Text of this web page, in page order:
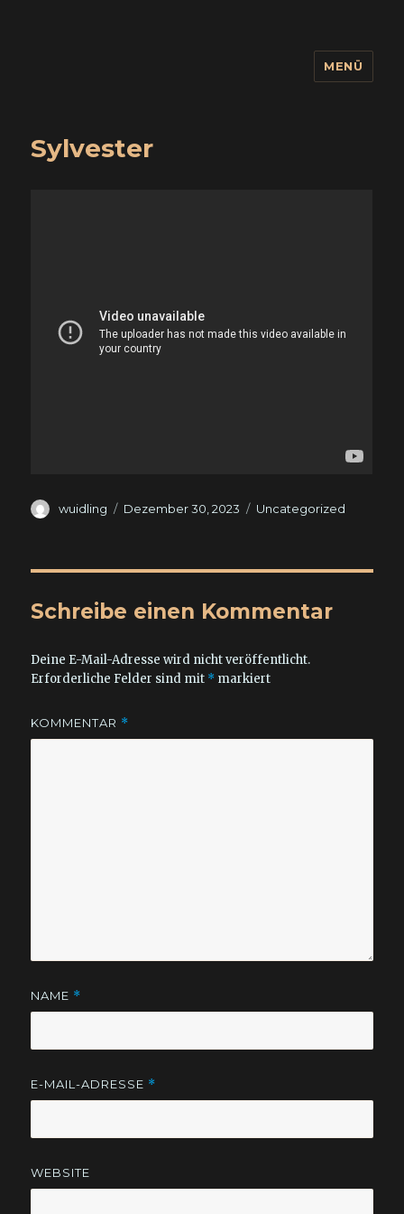
MENÜ
Sylvester
Autor
wuidling
Veröffentlicht
Dezember 30, 2023 Kategorien
Uncategorized
Schreibe einen Kommentar
Deine E-Mail-Adresse wird nicht veröffentlicht.
Erforderliche Felder sind mit * markiert
KOMMENTAR *
NAME *
E-MAIL-ADRESSE *
WEBSITE